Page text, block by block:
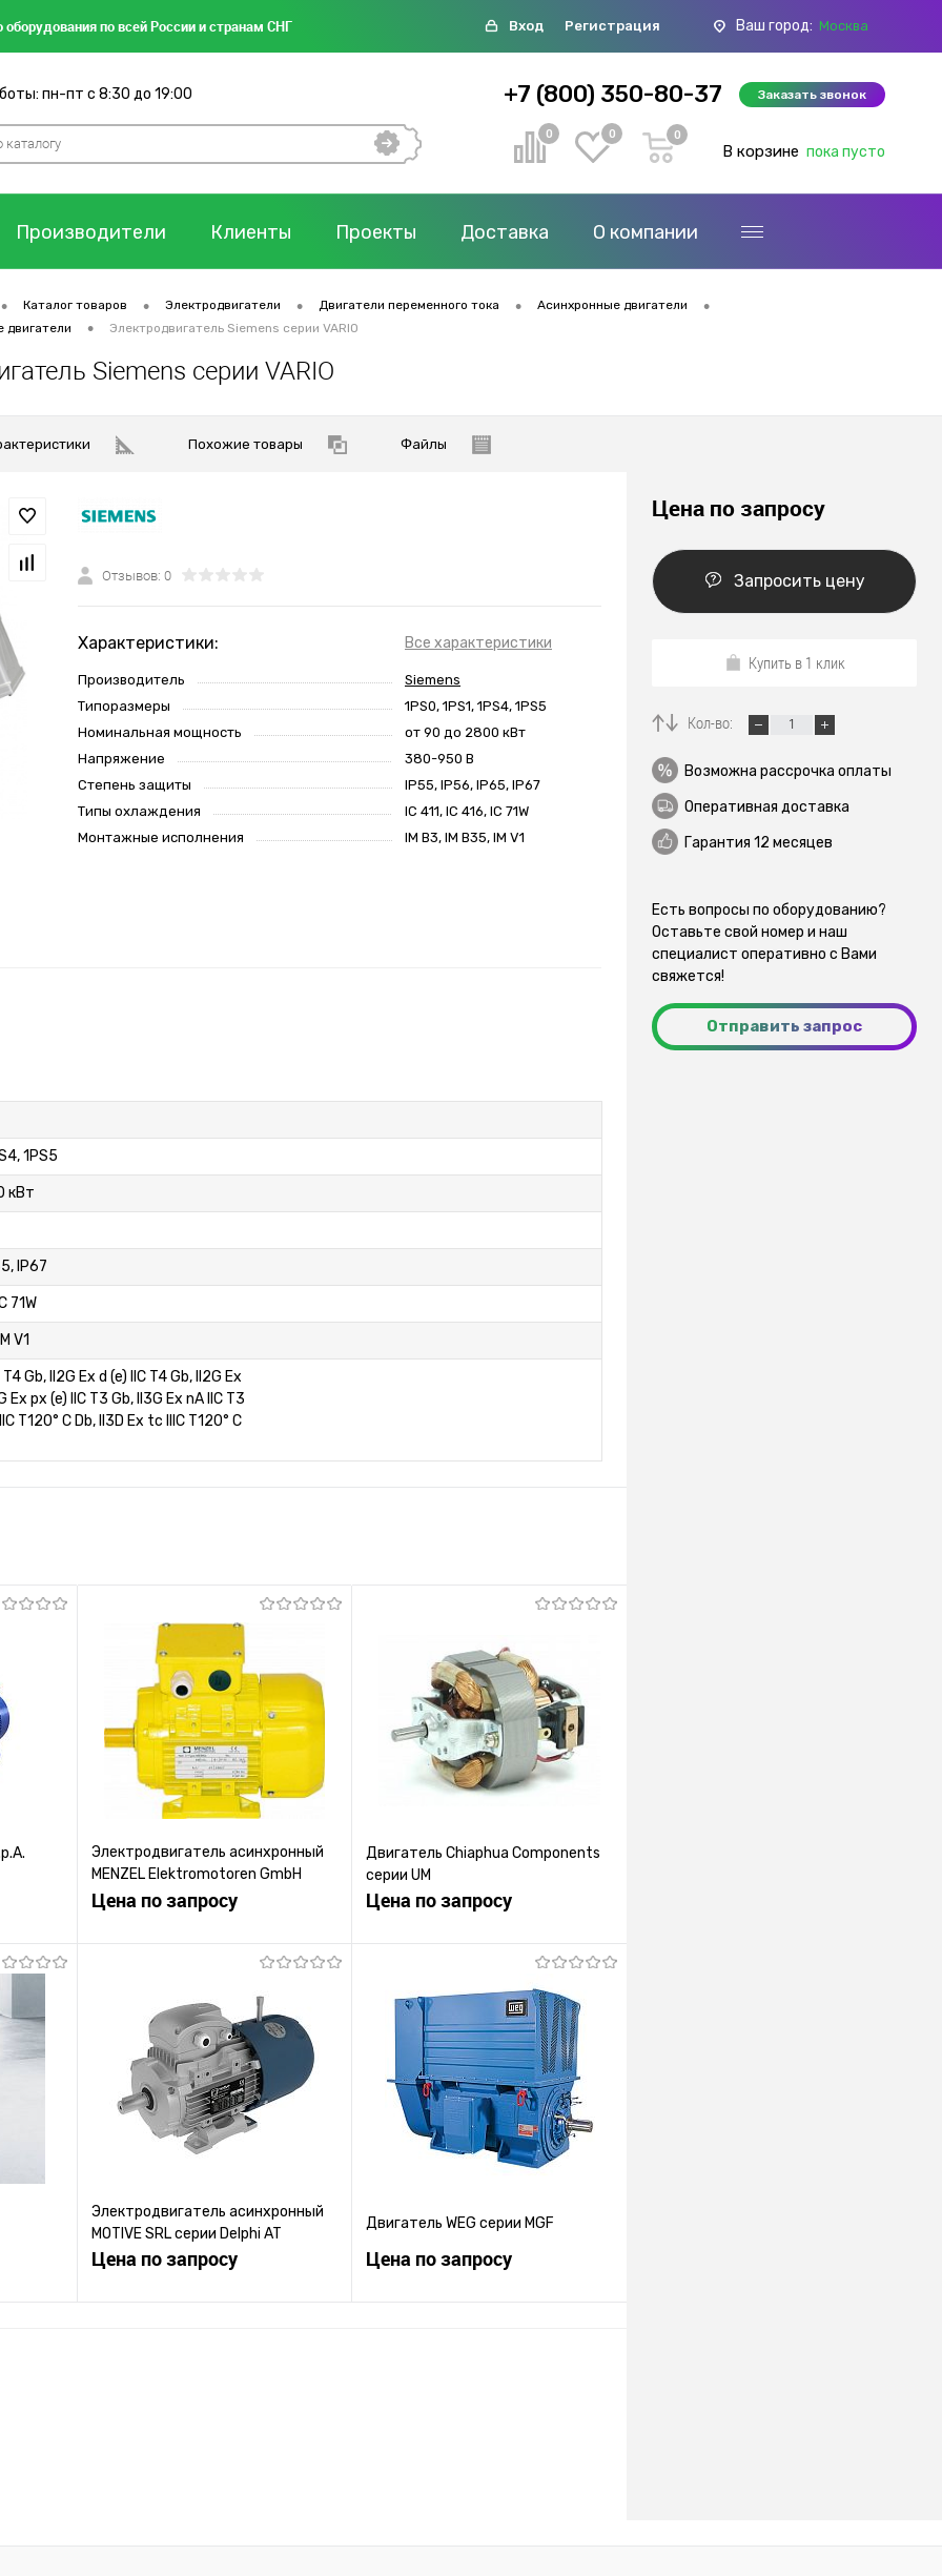
оборудования по всей России и странам СНГ Вход Регистрация Ваш город: Москва
пн-пт с 8:30 до 19:00 +7 (800) 350-80-37 Заказать звонок
0 0 0
В корзине пока пусто
Производители Клиенты Проекты Доставка О компании
• Каталог товаров • Электродвигатели • Двигатели переменного тока • Асинхронные двигатели •
двигатели • Электродвигатель Siemens серии VARIO
Siemens серии VARIO
Похожие товары Файлы
Отзывов: 0
Характеристики: Все характеристики
Производитель
Siemens
Типоразмеры
1PS0, 1PS1, 1PS4, 1PS5
Номинальная мощность
от 90 до 2800 кВт
Напряжение
380-950 В
Степень защиты
IP55, IP56, IP65, IP67
Типы охлаждения
IC 411, IC 416, IC 71W
Монтажные исполнения
IM B3, IM B35, IM V1
1PS5
кВт
IP67
71W
V1
T4 Gb, II2G Ex d (e) IIC T4 Gb, II2G Ex
Ex px (e) IIC T3 Gb, II3G Ex nA IIC T3
T120° C Db, II3D Ex tc IIIC T120° C
Электродвигатель асинхронный
MENZEL Elektromotoren GmbH
низкое напряжение
Цена по запросу
Запросить цену
Купить в 1 клик
К сравнению
В избранное
Под заказ
Двигатель Chiaphua Components
серии UM
Цена по запросу
Запросить цену
Купить в 1 клик
К сравнению
В избранное
Под заказ
Электродвигатель асинхронный
MOTIVE SRL серии Delphi AT
Цена по запросу
Двигатель WEG серии MGF
Цена по запросу
Цена по запросу
Запросить цену
Купить в 1 клик
Кол-во:
Возможна рассрочка оплаты
Оперативная доставка
Гарантия 12 месяцев
Есть вопросы по оборудованию?
Оставьте свой номер и наш
специалист оперативно с Вами
свяжется!
Отправить запрос